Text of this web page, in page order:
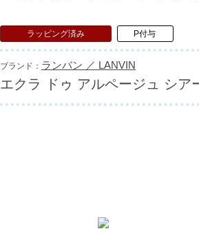
ラッピング済み P付与
ブランド： ランバン ／ LANVIN
エクラ ドゥ アルページュ シア